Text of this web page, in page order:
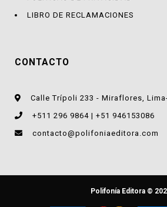
LIBRO DE RECLAMACIONES
CONTACTO
Calle Trípoli 233 - Miraflores,
+511 296 9864 | +51 946153086
contacto@polifoniaeditora.com
Polifonía Editora ©